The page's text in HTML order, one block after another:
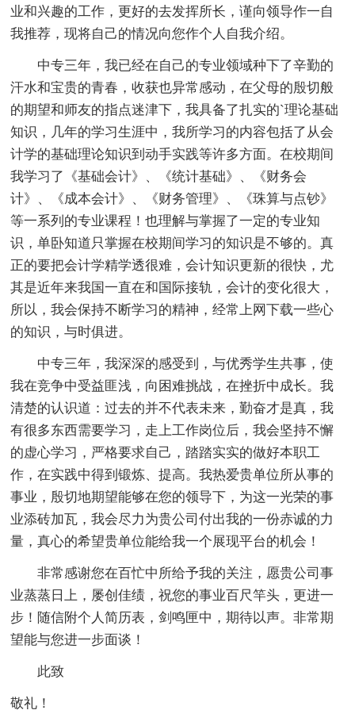
业和兴趣的工作，更好的去发挥所长，谨向领导作一自
我推荐，现将自己的情况向您作个人自我介绍。
中专三年，我已经在自己的专业领域种下了辛勤的
汗水和宝贵的青春，收获也异常感动，在父母的殷切般
的期望和师友的指点迷津下，我具备了扎实的`理论基础
知识，几年的学习生涯中，我所学习的内容包括了从会
计学的基础理论知识到动手实践等许多方面。在校期间
我学习了《基础会计》、《统计基础》、《财务会
计》、《成本会计》、《财务管理》、《珠算与点钞》
等一系列的专业课程！也理解与掌握了一定的专业知
识，单卧知道只掌握在校期间学习的知识是不够的。真
正的要把会计学精学透很难，会计知识更新的很快，尤
其是近年来我国一直在和国际接轨，会计的变化很大，
所以，我会保持不断学习的精神，经常上网下载一些心
的知识，与时俱进。
中专三年，我深深的感受到，与优秀学生共事，使
我在竞争中受益匪浅，向困难挑战，在挫折中成长。我
清楚的认识道：过去的并不代表未来，勤奋才是真，我
有很多东西需要学习，走上工作岗位后，我会坚持不懈
的虚心学习，严格要求自己，踏踏实实的做好本职工
作，在实践中得到锻炼、提高。我热爱贵单位所从事的
事业，殷切地期望能够在您的领导下，为这一光荣的事
业添砖加瓦，我会尽力为贵公司付出我的一份赤诚的力
量，真心的希望贵单位能给我一个展现平台的机会！
非常感谢您在百忙中所给予我的关注，愿贵公司事
业蒸蒸日上，屡创佳绩，祝您的事业百尺竿头，更进一
步！随信附个人简历表，剑鸣匣中，期待以声。非常期
望能与您进一步面谈！
此致
敬礼！